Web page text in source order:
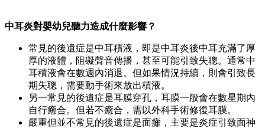
中耳炎對嬰幼兒聽力造成什麼影響？
常見的後遺症是中耳積液，即是中耳炎後中耳充滿了厚
厚的液體，阻礙聲音傳播，甚至可能引致失聰。通常中
耳積液會在數週內消退。但如果情況持續，則會引致長
期失聰，需要動手術來放出積液。
另一常見的後遺症是耳膜穿孔，耳膜一般會在數星期內
自行癒合。但若不癒合，需以外科手術修復耳膜。
嚴重但並不常見的後遺症是面癱，主要是炎症引致面神